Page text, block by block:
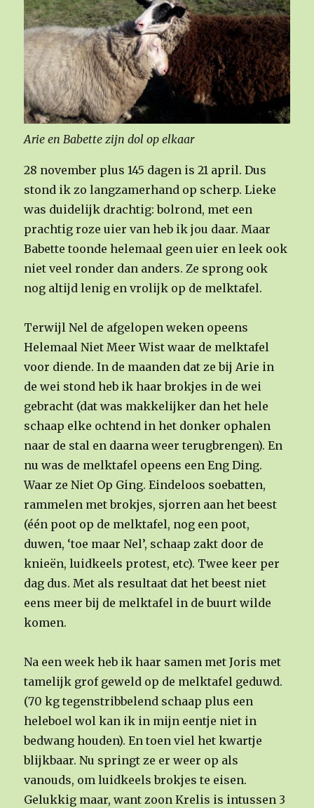
Arie en Babette zijn dol op elkaar
28 november plus 145 dagen is 21 april. Dus
stond ik zo langzamerhand op scherp. Lieke
was duidelijk drachtig: bolrond, met een
prachtig roze uier van heb ik jou daar. Maar
Babette toonde helemaal geen uier en leek ook
niet veel ronder dan anders. Ze sprong ook
nog altijd lenig en vrolijk op de melktafel.
Terwijl Nel de afgelopen weken opeens
Helemaal Niet Meer Wist waar de melktafel
voor diende. In de maanden dat ze bij Arie in
de wei stond heb ik haar brokjes in de wei
gebracht (dat was makkelijker dan het hele
schaap elke ochtend in het donker ophalen
naar de stal en daarna weer terugbrengen). En
nu was de melktafel opeens een Eng Ding.
Waar ze Niet Op Ging. Eindeloos soebatten,
rammelen met brokjes, sjorren aan het beest
(één poot op de melktafel, nog een poot,
duwen, ‘toe maar Nel’, schaap zakt door de
knieën, luidkeels protest, etc). Twee keer per
dag dus. Met als resultaat dat het beest niet
eens meer bij de melktafel in de buurt wilde
komen.
Na een week heb ik haar samen met Joris met
tamelijk grof geweld op de melktafel geduwd.
(70 kg tegenstribbelend schaap plus een
heleboel wol kan ik in mijn eentje niet in
bedwang houden). En toen viel het kwartje
blijkbaar. Nu springt ze er weer op als
vanouds, om luidkeels brokjes te eisen.
Gelukkig maar, want zoon Krelis is intussen 3